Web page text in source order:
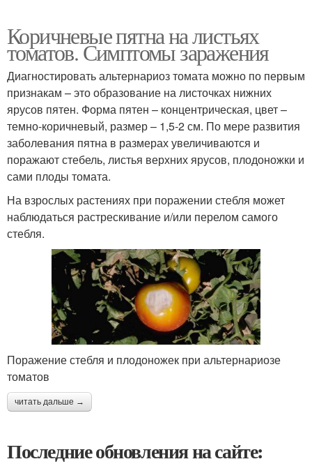
Коричневые пятна на листьях
томатов. Симптомы заражения
Диагностировать альтернариоз томата можно по первым
признакам – это образование на листочках нижних
ярусов пятен. Форма пятен – концентрическая, цвет –
темно-коричневый, размер – 1,5-2 см. По мере развития
заболевания пятна в размерах увеличиваются и
поражают стебель, листья верхних ярусов, плодоножки и
сами плоды томата.
На взрослых растениях при поражении стебля может
наблюдаться растрескивание и/или перелом самого
стебля.
Поражение стебля и плодоножек при альтернариозе
томатов
читать дальше →
Последние обновления на сайте: